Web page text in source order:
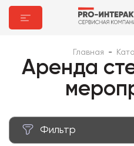
Главная -
Аренда
Фильтр